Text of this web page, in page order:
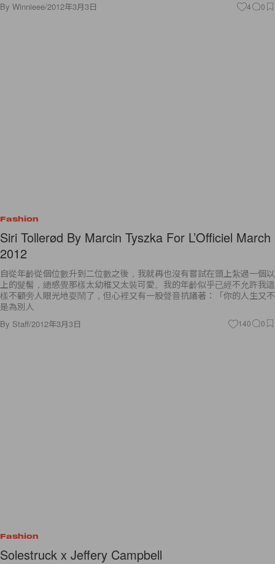
By Winnieee/2012年3月3日 4 0
Fashion
Siri Tollerød By Marcin Tyszka For L’Officiel March
2012
自從年齡從個位數升到二位數之後，我就再也沒有嘗試在頭上紮過一個以
上的髮髻，總感覺那樣太幼稚又太裝可愛。我的年齡似乎已經不允許我這
樣不顧旁人眼光地耍鬧了，但心裡又有一股聲音抗議著：「你的人生又不
是為別人
By Staff/2012年3月3日 140 0
Fashion
Solestruck x Jeffery Campbell